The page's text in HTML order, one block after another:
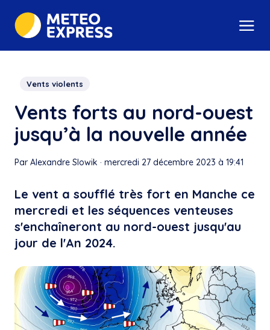
Vents violents
Vents forts au nord-ouest
jusqu’à la nouvelle année
Par Alexandre Slowik · mercredi 27 décembre 2023 à 19:41
Le vent a soufflé très fort en Manche ce
mercredi et les séquences venteuses
s'enchaîneront au nord-ouest jusqu'au
jour de l'An 2024.